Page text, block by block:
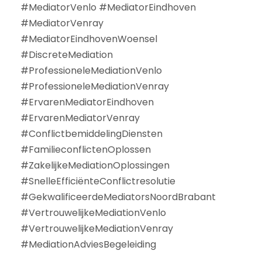
#MediatorVenlo #MediatorEindhoven
#MediatorVenray
#MediatorEindhovenWoensel
#DiscreteMediation
#ProfessioneleMediationVenlo
#ProfessioneleMediationVenray
#ErvarenMediatorEindhoven
#ErvarenMediatorVenray
#ConflictbemiddelingDiensten
#FamilieconflictenOplossen
#ZakelijkeMediationOplossingen
#SnelleEfficiënteConflictresolutie
#GekwalificeerdeMediatorsNoordBrabant
#VertrouwelijkeMediationVenlo
#VertrouwelijkeMediationVenray
#MediationAdviesBegeleiding